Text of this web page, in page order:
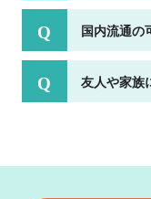
(7)お客様それぞ
スを提供、表示
4.個人情報の安
当社は個人情報
情報へのアクセ
セスおよび、漏
国内流通の
友人や家族